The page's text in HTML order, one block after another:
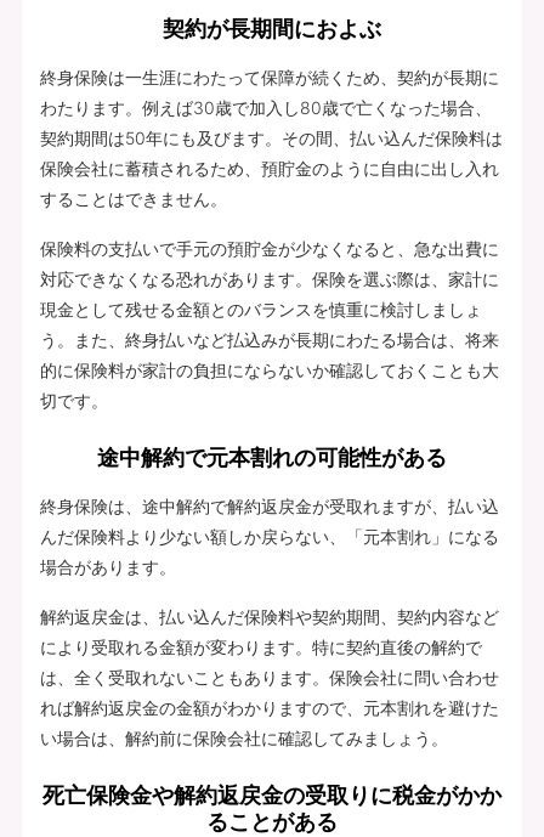
契約が長期間におよぶ
終身保険は一生涯にわたって保障が続くため、契約が長期に
わたります。例えば30歳で加入し80歳で亡くなった場合、
契約期間は50年にも及びます。その間、払い込んだ保険料は
保険会社に蓄積されるため、預貯金のように自由に出し入れ
することはできません。
保険料の支払いで手元の預貯金が少なくなると、急な出費に
対応できなくなる恐れがあります。保険を選ぶ際は、家計に
現金として残せる金額とのバランスを慎重に検討しましょ
う。また、終身払いなど払込みが長期にわたる場合は、将来
的に保険料が家計の負担にならないか確認しておくことも大
切です。
途中解約で元本割れの可能性がある
終身保険は、途中解約で解約返戻金が受取れますが、払い込
んだ保険料より少ない額しか戻らない、「元本割れ」になる
場合があります。
解約返戻金は、払い込んだ保険料や契約期間、契約内容など
により受取れる金額が変わります。特に契約直後の解約で
は、全く受取れないこともあります。保険会社に問い合わせ
れば解約返戻金の金額がわかりますので、元本割れを避けた
い場合は、解約前に保険会社に確認してみましょう。
死亡保険金や解約返戻金の受取りに税金がかか
ることがある